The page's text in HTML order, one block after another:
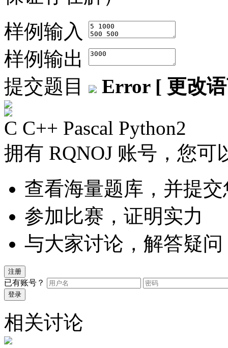
样例输入
样例输出
提交题目
Error [ 更改
C C++ Pascal Python2
拥有 RQNOJ 账号，您可
查看海量题库，并提
参加比赛，证明实力
与大家讨论，解答疑
注册
已有账号？
登录
相关讨论